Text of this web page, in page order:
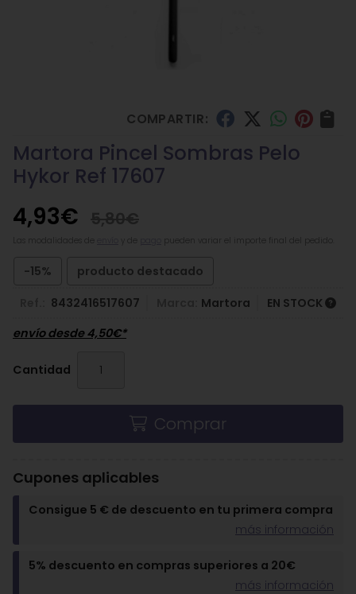
COMPARTIR:
Martora Pincel Sombras Pelo
Hykor Ref 17607
4,93€
pueden variar el importe final del pedido.
-15% producto destacado
8432416517607 Martora
EN STOCK
envío desde4,50€*
Cantidad
Comprar
Cupones aplicables
Consigue 5 € de descuento en tu primera compra
más información
5% descuento en compras superiores a 20€
más información